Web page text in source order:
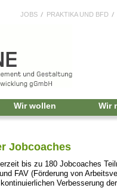
JOBS PRAKTIKA UND BFD
Wir wollen Wir
Jobcoaches
bis zu 180 Jobcoaches
FAV (Förderung von
Verbesserung